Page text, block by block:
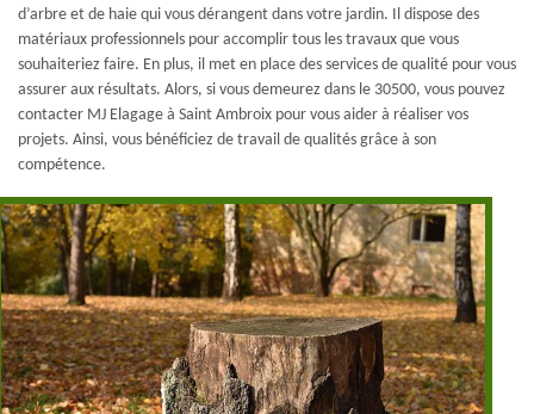
d’arbre et de haie qui vous dérangent dans votre jardin. Il dispose des
matériaux professionnels pour accomplir tous les travaux que vous
souhaiteriez faire. En plus, il met en place des services de qualité pour vous
assurer aux résultats. Alors, si vous demeurez dans le 30500, vous pouvez
contacter MJ Elagage à Saint Ambroix pour vous aider à réaliser vos
projets. Ainsi, vous bénéficiez de travail de qualités grâce à son
compétence.